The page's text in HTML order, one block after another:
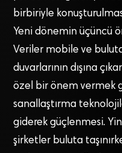
birbiriyle
Yeni dönemin üçüncü
Veriler mobile ve
duvarlarının dışına
özel bir önem vermek
sanallaştırma
giderek güçlenmesi.
şirketler buluta